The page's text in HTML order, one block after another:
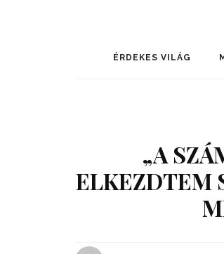
ÉRDEKES VILÁG
„A
ELKEZDTEM